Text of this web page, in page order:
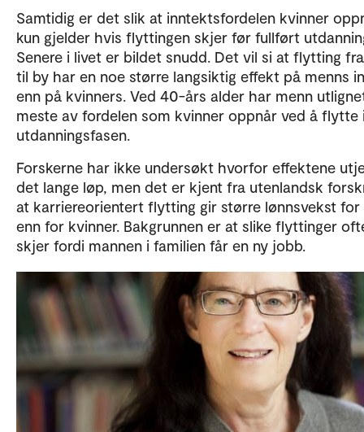
Samtidig er det slik at inntektsfordelen kvinner
kun gjelder hvis flyttingen skjer før fullført
Senere i livet er bildet snudd. Det vil si at flytting
til by har en noe større langsiktig effekt på menns
enn på kvinners. Ved 40-års alder har menn
meste av fordelen som kvinner oppnår ved å flytte
utdanningsfasen.
Forskerne har ikke undersøkt hvorfor effektene
det lange løp, men det er kjent fra utenlandsk
at karriereorientert flytting gir større lønnsvekst for
enn for kvinner. Bakgrunnen er at slike flyttinger
skjer fordi mannen i familien får en ny jobb.